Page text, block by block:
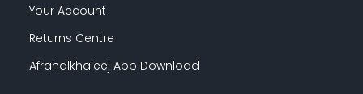
Your Account
Returns Centre
Afrahalkhaleej App Download